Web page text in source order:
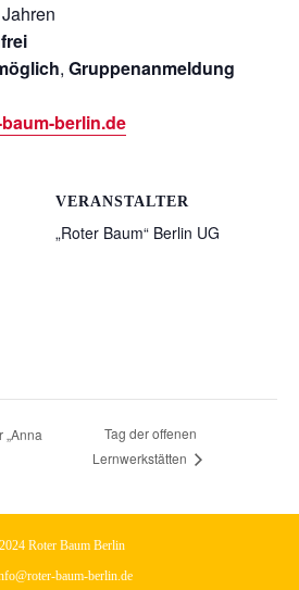
, Gruppenanmeldung
berlin.de
VERANSTALTER
„Roter Baum“ Berlin UG
„Anna
Tag der offenen
Lernwerkstätten
Roter Baum Berlin
baum-berlin.de